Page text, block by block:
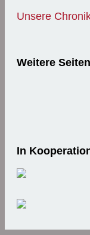
Unsere
Weitere Seiten
In